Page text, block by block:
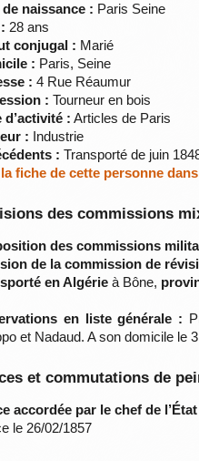
naissance : Paris Seine
28 ans
conjugal : Marié
: Paris, Seine
: 4 Rue Réaumur
: Tourneur en bois
d’activité : Articles de Paris
: Industrie
: Transporté de juin
fiche de cette personne
des commissions
des commissions
de la commission de
en Algérie à Bône,
en liste générale :
et Nadaud. A son domicile le
et commutations de
accordée par le chef de
le 26/02/1857